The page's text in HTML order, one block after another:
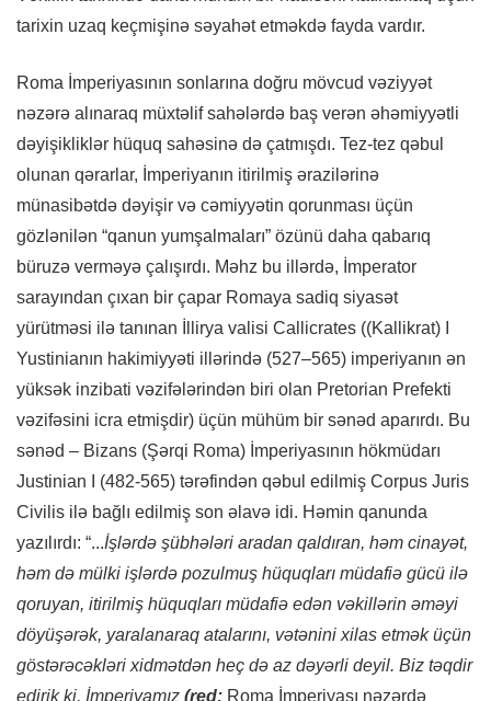
tarixin uzaq keçmişinə səyahət etməkdə fayda vardır.
Roma İmperiyasının sonlarına doğru mövcud vəziyyət
nəzərə alınaraq müxtəlif sahələrdə baş verən əhəmiyyətli
dəyişikliklər hüquq sahəsinə də çatmışdı. Tez-tez qəbul
olunan qərarlar, İmperiyanın itirilmiş ərazilərinə
münasibətdə dəyişir və cəmiyyətin qorunması üçün
gözlənilən “qanun yumşalmaları” özünü daha qabarıq
büruzə verməyə çalışırdı. Məhz bu illərdə, İmperator
sarayından çıxan bir çapar Romaya sadiq siyasət
yürütməsi ilə tanınan İllirya valisi Callicrates ((Kallikrat) I
Yustinianın hakimiyyəti illərində (527–565) imperiyanın ən
yüksək inzibati vəzifələrindən biri olan Pretorian Prefekti
vəzifəsini icra etmişdir) üçün mühüm bir sənəd aparırdı. Bu
sənəd – Bizans (Şərqi Roma) İmperiyasının hökmüdarı
Justinian I (482-565) tərəfindən qəbul edilmiş Corpus Juris
Civilis ilə bağlı edilmiş son əlavə idi. Həmin qanunda
yazılırdı: “...İşlərdə şübhələri aradan qaldıran, həm cinayət,
həm də mülki işlərdə pozulmuş hüquqları müdafiə gücü ilə
qoruyan, itirilmiş hüquqları müdafiə edən vəkillərin əməyi
döyüşərək, yaralanaraq atalarını, vətənini xilas etmək üçün
göstərəcəkləri xidmətdən heç də az dəyərli deyil. Biz təqdir
edirik ki, İmperiyamız (red: Roma İmperiyası nəzərdə